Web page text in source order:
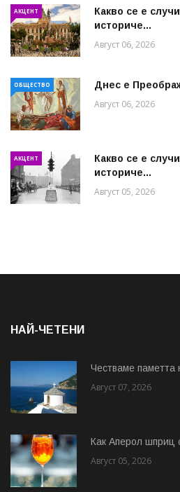
АКЦЕНТ
Какво се е
историче...
Август 06, 2026
ОБЩЕСТВО Днес е
Август 06, 2026
АКЦЕНТ
Какво се е
историче...
Август 05, 2026
НАЙ-ЧЕТЕНИ
Честваме паметта
Август 07, 2026
Как Аперол шприц
Август 05, 2026